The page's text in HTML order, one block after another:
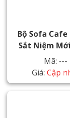
Bộ Sofa Cafe
Sắt Niệm
Mã: ---
Giá: Cập